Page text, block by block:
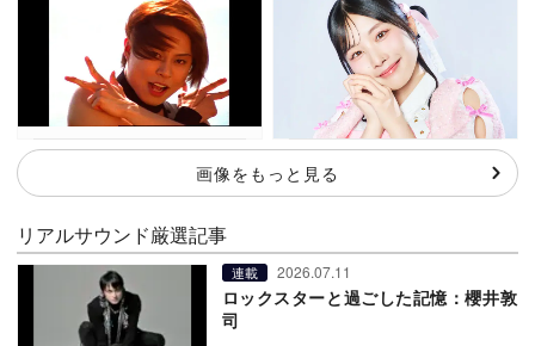
画像をもっと見る
リアルサウンド厳選記事
連載 2026.07.11
ロックスターと過ごした記憶：櫻井敦
司